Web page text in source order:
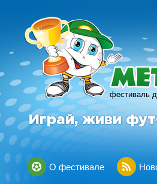
фестиваль
Играй, живи
О фестивале